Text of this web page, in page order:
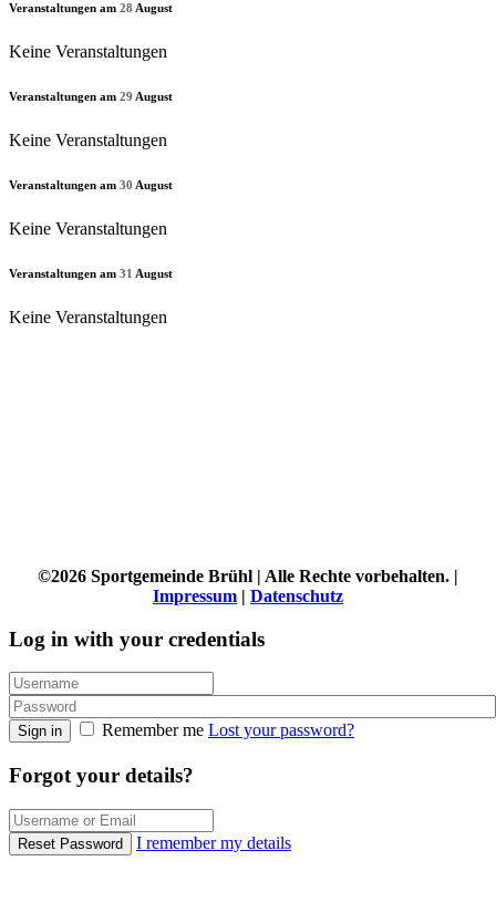
Veranstaltungen am 28 August
Keine Veranstaltungen
Veranstaltungen am 29 August
Keine Veranstaltungen
Veranstaltungen am 30 August
Keine Veranstaltungen
Veranstaltungen am 31 August
Keine Veranstaltungen
©2026 Sportgemeinde Brühl | Alle Rechte vorbehalten. |
Impressum | Datenschutz
Log in with your credentials
Sign in Remember me Lost your password?
Forgot your details?
Reset Password I remember my details